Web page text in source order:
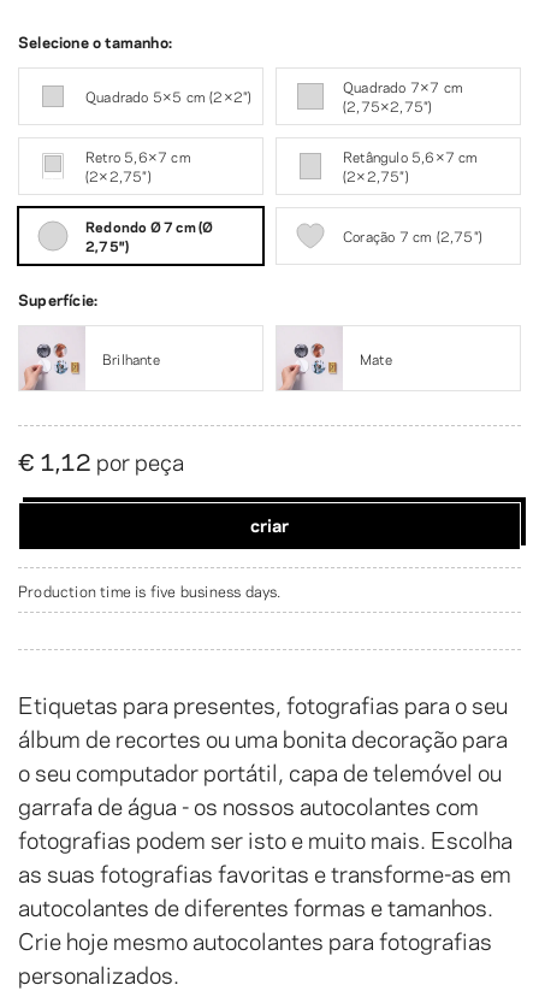
Etiquetas para presentes, fotografias para o seu
álbum de recortes ou uma bonita decoração para
o seu computador portátil, capa de telemóvel ou
garrafa de água - os nossos autocolantes com
fotografias podem ser isto e muito mais. Escolha
as suas fotografias favoritas e transforme-as em
autocolantes de diferentes formas e tamanhos.
Crie hoje mesmo autocolantes para fotografias
personalizados.
Selecione o tamanho:
Quadrado 5×5 cm (2×2″)
Quadrado 7×7 cm
(2,75×2,75″)
Retro 5,6×7 cm
(2×2,75″)
Retângulo 5,6×7 cm
(2×2,75″)
Redondo Ø 7 cm (Ø
2,75″)
Coração 7 cm (2,75″)
Superfície:
Brilhante Mate
€ 1,12 por peça
criar
Production time is five business days.